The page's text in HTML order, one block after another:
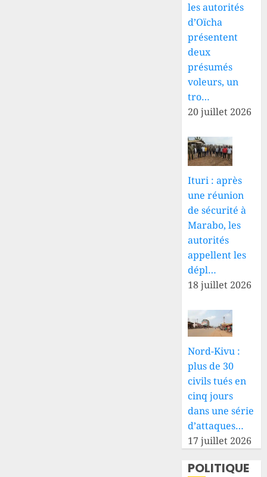
les autorités
d’Oïcha
présentent
deux
présumés
voleurs, un
tro…
20 juillet 2026
Ituri : après
une réunion
de sécurité à
Marabo, les
autorités
appellent les
dépl…
18 juillet 2026
Nord-Kivu :
plus de 30
civils tués en
cinq jours
dans une série
d’attaques…
17 juillet 2026
POLITIQUE